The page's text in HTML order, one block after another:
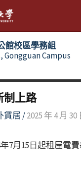
館校區學務組
Campus
制上路
賃居 /2025 年 4 月 30
7月15日起租屋電